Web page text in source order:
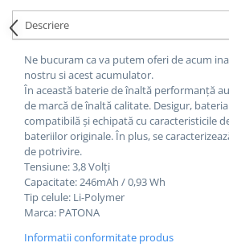
Blițuri și lumini foto/video
Cablu date
tableta
Telefoane mobile
Casti
Telefoane mobile
Custi aparate foto-video
Incarcatoare auto
Telefoane mobile
Descriere
Ne bucuram ca va putem oferi de acum
nostru si acest acumulator.
În această baterie de înaltă performanță
de marcă de înaltă calitate. Desigur,
compatibilă și echipată cu caracteristicile
bateriilor originale. În plus, se
de potrivire.
Tensiune: 3,8 Volți
Capacitate: 246mAh / 0,93 Wh
Tip celule: Li-Polymer
Marca: PATONA
Informatii conformitate produs